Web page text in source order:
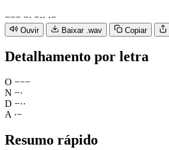
−−− −· −·· ·−
Ouvir Baixar .wav Copiar
Detalhamento por letra
O −−−
N −·
D −··
A ·−
Resumo rápido